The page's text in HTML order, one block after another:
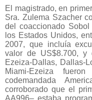
El magistrado, en
Sra. Zulema Szacher
del coaccionado
los Estados Unidos,
2007, que incluía
valor de US$8.700, y
Ezeiza-Dallas, Dallas-
Miami-Ezeiza
codemandada
corroborado que el
AA996– estaba